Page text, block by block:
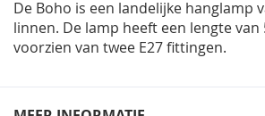
De Boho is een landelijke hanglamp
linnen. De lamp heeft een lengte van
voorzien van twee E27 fittingen.